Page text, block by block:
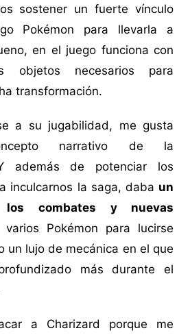
sostener un fuerte vínculo
Pokémon para llevarla a
en el juego funciona con
objetos necesarios para
transformación.
a su jugabilidad, me gusta
narrativo de la
además de potenciar los
inculcarnos la saga, daba un
combates y nuevas
Pokémon para lucirse
un lujo de mecánica en el que
más durante el
a Charizard porque me